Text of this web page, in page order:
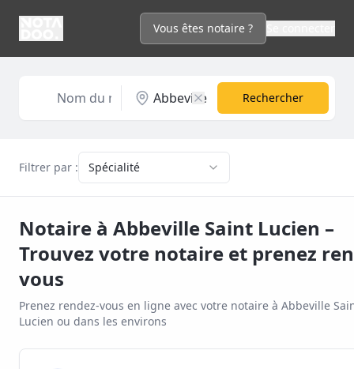
Vous êtes notaire ?
Rechercher
Filtrer par : Spécialité
Notaire à Abbeville Saint Lucien –
Trouvez votre notaire et prenez
vous
Prenez rendez-vous en ligne avec votre notaire à Abbeville
Lucien ou dans les environs